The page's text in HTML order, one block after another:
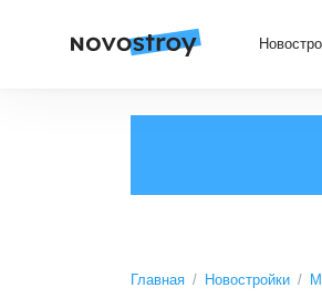
Главная Новостройки